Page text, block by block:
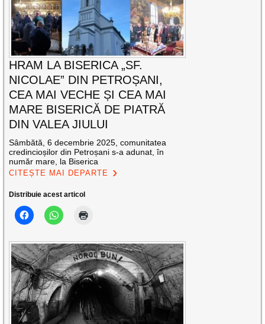
HRAM LA BISERICA „SF.
NICOLAE” DIN PETROȘANI,
CEA MAI VECHE ȘI CEA MAI
MARE BISERICĂ DE PIATRĂ
DIN VALEA JIULUI
Sâmbătă, 6 decembrie 2025, comunitatea
credincioșilor din Petroșani s-a adunat, în
număr mare, la Biserica
CITEȘTE MAI DEPARTE
Distribuie acest articol